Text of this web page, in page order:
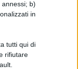
b)
in
tutti qui di
rifiutare